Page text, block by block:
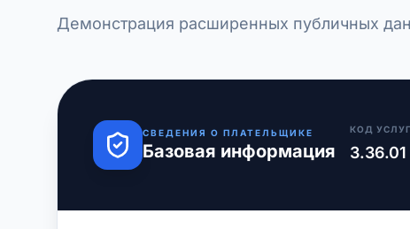
Демонстрация расширенных публичных
СВЕДЕНИЯ О ПЛАТЕЛЬЩИКЕ
Базовая информация
КОД
3.36.01